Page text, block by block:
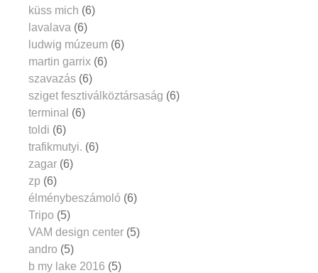
küss mich (6)
lavalava (6)
ludwig múzeum (6)
martin garrix (6)
szavazás (6)
sziget fesztiválköztársaság (6)
terminal (6)
toldi (6)
trafikmutyi. (6)
zagar (6)
zp (6)
élménybeszámoló (6)
Tripo (5)
VAM design center (5)
andro (5)
b my lake 2016 (5)